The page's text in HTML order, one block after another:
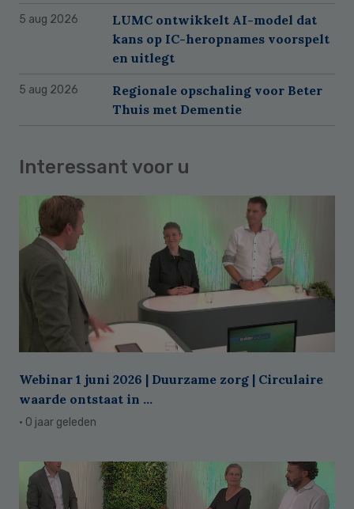
5 aug 2026
LUMC ontwikkelt AI-model dat
kans op IC-heropnames voorspelt
en uitlegt
5 aug 2026
Regionale opschaling voor Beter
Thuis met Dementie
Interessant voor u
Webinar 1 juni 2026 | Duurzame zorg | Circulaire
waarde ontstaat in ...
· 0 jaar geleden